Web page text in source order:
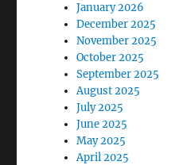
January 2026
December 2025
November 2025
October 2025
September 2025
August 2025
July 2025
June 2025
May 2025
April 2025